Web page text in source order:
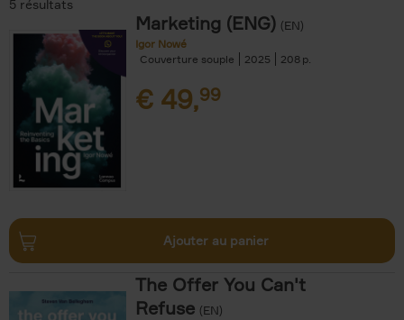
5 résultats
Marketing (ENG) (EN)
Igor Nowé
Couverture souple
2025 208
€ 49,99
Ajouter au panier
The Offer You Can't
Refuse (EN)